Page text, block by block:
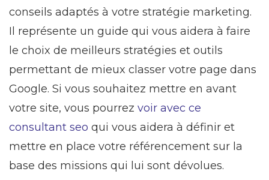
conseils adaptés à votre stratégie marketing.
Il représente un guide qui vous aidera à faire
le choix de meilleurs stratégies et outils
permettant de mieux classer votre page dans
Google. Si vous souhaitez mettre en avant
votre site, vous pourrez voir avec ce
consultant seo qui vous aidera à définir et
mettre en place votre référencement sur la
base des missions qui lui sont dévolues.